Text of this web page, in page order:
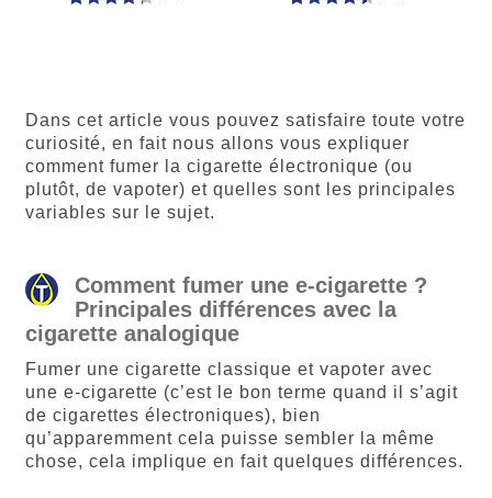
notations
client
client
Dans cet article vous pouvez satisfaire toute votre
curiosité, en fait nous allons vous expliquer
comment fumer la cigarette électronique (ou
plutôt, de vapoter) et quelles sont les principales
variables sur le sujet.
Comment fumer une e-cigarette ?
Principales différences avec la
cigarette analogique
Fumer une cigarette classique et vapoter avec
une e-cigarette (c’est le bon terme quand il s’agit
de cigarettes électroniques), bien
qu’apparemment cela puisse sembler la même
chose, cela implique en fait quelques différences.